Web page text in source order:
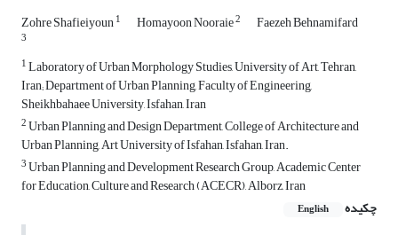
Zohre Shafieiyoun1 Homayoon Nooraie2 Faezeh Behnamifard
3
1Laboratory of Urban Morphology Studies, University of Art, Tehran,
Iran; Department of Urban Planning, Faculty of Engineering,
Sheikhbahaee University, Isfahan, Iran
2Urban Planning and Design Department, College of Architecture and
Urban Planning, Art University of Isfahan, Isfahan, Iran.
3Urban Planning and Development Research Group, Academic Center
for Education, Culture and Research (ACECR), Alborz, Iran
چکیده
English